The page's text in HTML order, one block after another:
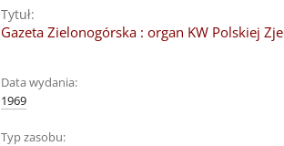
Tytuł:
Gazeta Zielonogórska : organ KW Polskiej
Data wydania:
1969
Typ zasobu: